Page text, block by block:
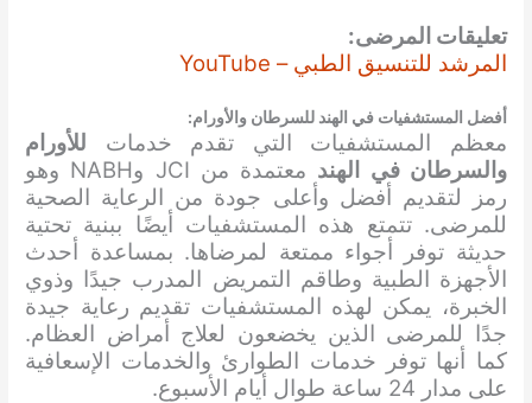
تعليقات المرضى:
المرشد للتنسيق الطبي – YouTube
أفضل المستشفيات في الهند للسرطان والأورام:
معظم المستشفيات التي تقدم خدمات للأورام
والسرطانفي الهند
معتمدة من JCI وNABH وهو
رمز لتقديم أفضل وأعلى جودة من الرعاية الصحية
للمرضى. تتمتع هذه المستشفيات أيضًا ببنية تحتية
حديثة توفر أجواء ممتعة لمرضاها. بمساعدة أحدث
الأجهزة الطبية وطاقم التمريض المدرب جيدًا وذوي
الخبرة، يمكن لهذه المستشفيات تقديم رعاية جيدة
جدًا للمرضى الذين يخضعون لعلاج أمراض العظام.
كما أنها توفر خدمات الطوارئ والخدمات الإسعافية
على مدار 24 ساعة طوال أيام الأسبوع.